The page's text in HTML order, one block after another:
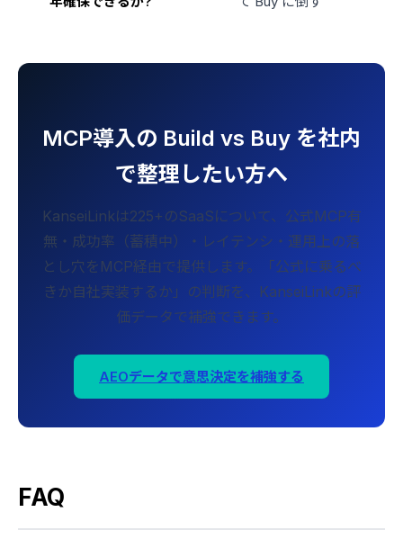
MCP導入の Build vs Buy を社内
で整理したい方へ
KanseiLinkは225+のSaaSについて、公式MCP有
無・成功率（蓄積中）・レイテンシ・運用上の落
とし穴をMCP経由で提供します。「公式に乗るべ
きか自社実装するか」の判断を、KanseiLinkの評
価データで補強できます。
AEOデータで意思決定を補強する
FAQ